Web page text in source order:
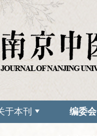
于本刊 编委会